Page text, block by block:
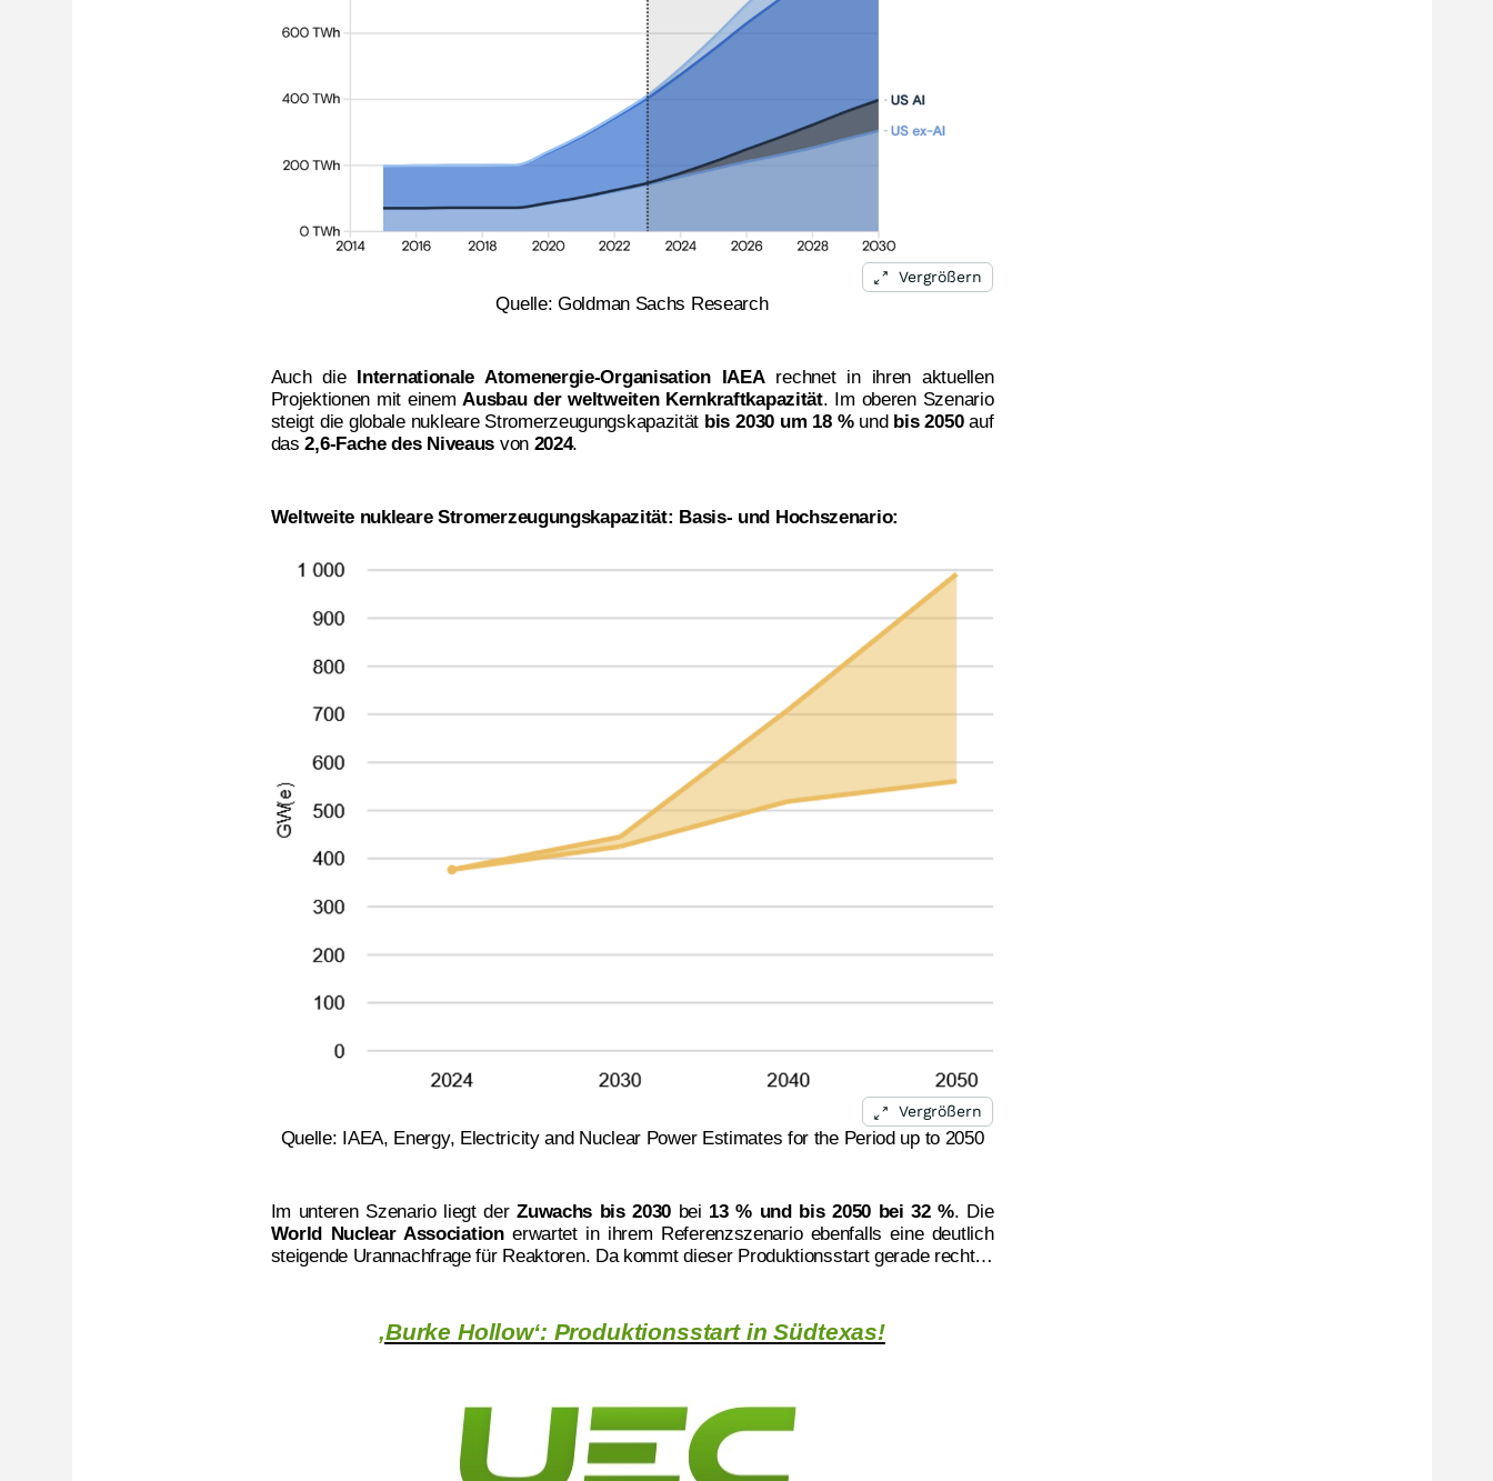
Vergrößern
Quelle: Goldman Sachs Research
Auch die Internationale Atomenergie-Organisation IAEArechnet in ihren aktuellen
Projektionen mit einem Ausbau der weltweiten Kernkraftkapazität. Im oberen Szenario
steigt die globale nukleare Stromerzeugungskapazität bis 2030 um 18 %und bis 2050auf
das2,6-Fache des Niveaus von 2024.
Weltweite nukleare Stromerzeugungskapazität: Basis- und Hochszenario:
Vergrößern
Quelle: IAEA, Energy, Electricity and Nuclear Power Estimates for the Period up to 2050
Im unteren Szenario liegt derZuwachs bis 2030 bei 13 % und bis 2050 bei 32 %. Die
World Nuclear Associationerwartet in ihrem Referenzszenario ebenfalls eine deutlich
steigende Urannachfrage für Reaktoren. Da kommt dieser Produktionsstart gerade recht…
‚Burke Hollow‘: Produktionsstart in Südtexas!